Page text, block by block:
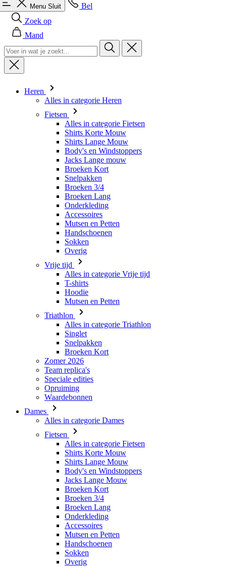
Menu Sluit
Bel
Zoek op
Mand
Heren
Alles in categorie Heren
Fietsen
Alles in categorie Fietsen
Shirts Korte Mouw
Shirts Lange Mouw
Body's en Windstoppers
Jacks Lange mouw
Broeken Kort
Snelpakken
Broeken 3/4
Broeken Lang
Onderkleding
Accessoires
Mutsen en Petten
Handschoenen
Sokken
Overig
Vrije tijd
Alles in categorie Vrije tijd
T-shirts
Hoodie
Mutsen en Petten
Triathlon
Alles in categorie Triathlon
Singlet
Snelpakken
Broeken Kort
Zomer 2026
Team replica's
Speciale edities
Opruiming
Waardebonnen
Dames
Alles in categorie Dames
Fietsen
Alles in categorie Fietsen
Shirts Korte Mouw
Shirts Lange Mouw
Body's en Windstoppers
Jacks Lange Mouw
Broeken Kort
Broeken 3/4
Broeken Lang
Onderkleding
Accessoires
Mutsen en Petten
Handschoenen
Sokken
Overig